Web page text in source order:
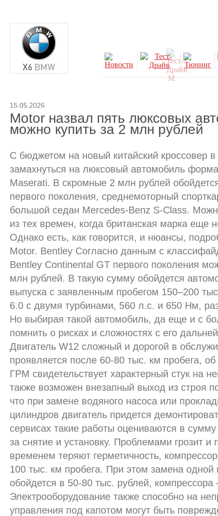
15.05.2026
Motor назвал пять люксовых
можно купить за 2 млн рублей
С бюджетом на новый китайский кроссовер
замахнуться на люксовый автомобиль
Maserati. В скромные 2 млн рублей
первого поколения, среднемоторный
большой седан Mercedes-Benz S-Class.
из тех времен, когда британская марка еще
Однако есть, как говорится, и нюансы,
Motor. Bentley Согласно данным с
Bentley Continental GT первого поколения
млн рублей. В такую сумму обойдется
выпуска с заявленным пробегом 150–200
6.0 с двумя турбинами, 560 л.с. и 650 Нм,
Но выбирая такой автомобиль, да еще и с
помнить о рисках и сложностях с его
Двигатель W12 сложный и дорогой в
проявляется после 60-80 тыс. км пробега,
ГРМ свидетельствует характерный стук на
также возможен внезапный выход из строя
что при замене водяного насоса или
цилиндров двигатель придется
сервисах такие работы оцениваются в
за снятие и установку. Проблемами грозит и
временем теряют герметичность,
100 тыс. км пробега. При этом замена одной
обойдется в 50-80 тыс. рублей,
Электрооборудование также способно на
управления под капотом могут быть